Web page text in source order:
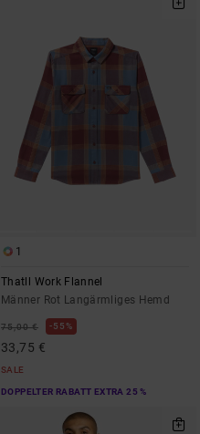
1
Thatll Work Flannel
Männer Rot Langärmliges Hemd
75,00 € 55%
33,75 €
SALE
DOPPELTER RABATT EXTRA 25 %